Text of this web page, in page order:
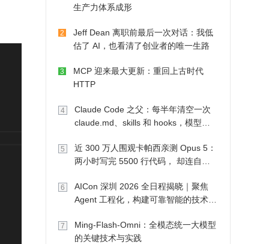
生产力体系成形
2
Jeff Dean 离职前最后一次对话：我低
估了 AI，也看清了创业者的唯一生路
3
MCP 迎来最大更新：重回上古时代
HTTP
4
Claude Code 之父：每半年清空一次
claude.md、skills 和 hooks，模型自
5
近 300 万人围观卡帕西亲测 Opus 5：
两小时写完 5500 行代码， 却连自己
6
AICon 深圳 2026 全日程揭晓｜聚焦
Agent 工程化，构建可靠智能的技术路
7
Ming-Flash-Omni：全模态统一大模型
的关键技术与实践